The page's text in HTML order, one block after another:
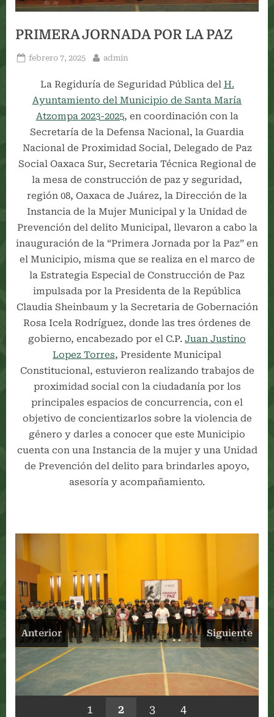
PRIMERA JORNADA POR LA PAZ
Posted
febrero 7, 2025 By
admin
La Regiduría de Seguridad Pública del H.
Ayuntamiento del Municipio de Santa María
Atzompa 2023-2025, en coordinación con la
Secretaría de la Defensa Nacional, la Guardia
Nacional de Proximidad Social, Delegado de Paz
Social Oaxaca Sur, Secretaria Técnica Regional de
la mesa de construcción de paz y seguridad,
región 08, Oaxaca de Juárez, la Dirección de la
Instancia de la Mujer Municipal y la Unidad de
Prevención del delito Municipal, llevaron a cabo la
inauguración de la “Primera Jornada por la Paz” en
el Municipio, misma que se realiza en el marco de
la Estrategia Especial de Construcción de Paz
impulsada por la Presidenta de la República
Claudia Sheinbaum y la Secretaria de Gobernación
Rosa Icela Rodríguez, donde las tres órdenes de
gobierno, encabezado por el C.P. Juan Justino
Lopez Torres, Presidente Municipal
Constitucional, estuvieron realizando trabajos de
proximidad social con la ciudadanía por los
principales espacios de concurrencia, con el
objetivo de concientizarlos sobre la violencia de
género y darles a conocer que este Municipio
cuenta con una Instancia de la mujer y una Unidad
de Prevención del delito para brindarles apoyo,
asesoría y acompañamiento.
Anterior Siguiente
1 2 3 4